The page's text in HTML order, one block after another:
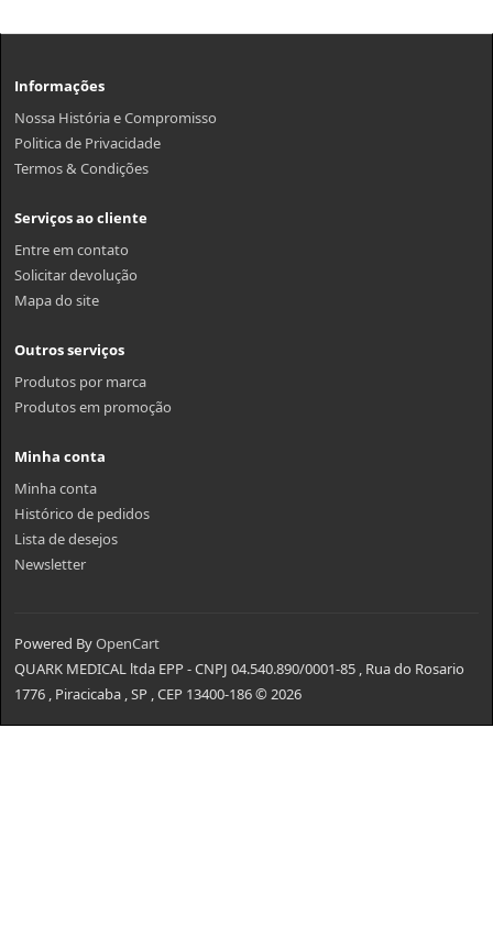
Informações
Nossa História e Compromisso
Politica de Privacidade
Termos & Condições
Serviços ao cliente
Entre em contato
Solicitar devolução
Mapa do site
Outros serviços
Produtos por marca
Produtos em promoção
Minha conta
Minha conta
Histórico de pedidos
Lista de desejos
Newsletter
Powered ByOpenCart
QUARK MEDICAL ltda EPP - CNPJ 04.540.890/0001-85 , Rua do Rosario
1776 , Piracicaba , SP , CEP 13400-186 © 2026